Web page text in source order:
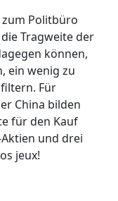
Politbüro
Tragweite der
können,
ein wenig zu
Für
China bilden
für den Kauf
und drei
jeux!